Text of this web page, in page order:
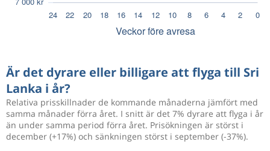
Är det dyrare eller billigare att flyga till Sri
Lanka i år?
Relativa prisskillnader de kommande månaderna jämfört med
samma månader förra året. I snitt är det 7% dyrare att flyga i år
än under samma period förra året. Prisökningen är störst i
december (+17%) och sänkningen störst i september (-37%).